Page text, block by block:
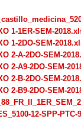
1-1ER-SEM-
1-2DO-SEM-
2-A-2DO-SEM-
2-A9-2DO-SEM-
2-B-2DO-SEM-
2-B9-2DO-SEM-
12-SPP-PTC-